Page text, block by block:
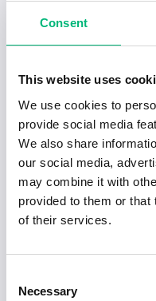
Consent
This website uses
We use cookies to
provide social media
We also share
our social media,
may combine it with
provided to them or that
of their services.
Selection
Necessary
Eskilstuna
2026-07-10
1022 Personlig
eftermidda...
Iustitia Assistans
Eskilstuna
2026-07-09
Personlig
Saand Assistans AB